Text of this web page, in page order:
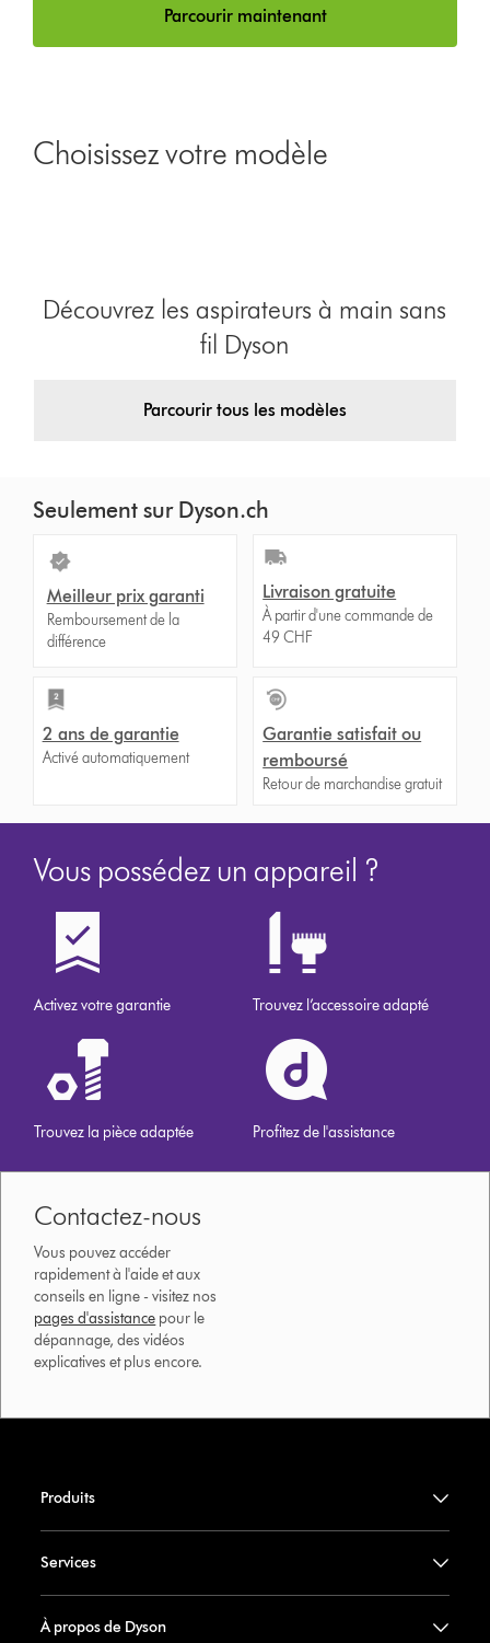
Parcourir maintenant
Choisissez votre modèle
Découvrez les aspirateurs à main sans
fil Dyson
Parcourir tous les modèles
Seulement sur Dyson.ch
Meilleur prix garanti
Remboursement de la
différence
Livraison gratuite
À partir d'une commande de
49 CHF
2 ans de garantie
Activé automatiquement
Garantie satisfait ou
remboursé
Retour de marchandise gratuit
Vous possédez un appareil ?
Activez votre garantie Trouvez l’accessoire adapté
Trouvez la pièce adaptée Profitez de l'assistance
Contactez-nous
Vous pouvez accéder
rapidement à l'aide et aux
conseils en ligne - visitez nos
pages d'assistance pour le
dépannage, des vidéos
explicatives et plus encore.
Produits
Services
À propos de Dyson